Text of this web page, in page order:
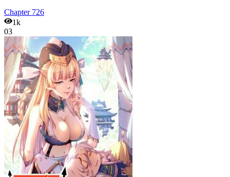
Chapter 726
1k
03